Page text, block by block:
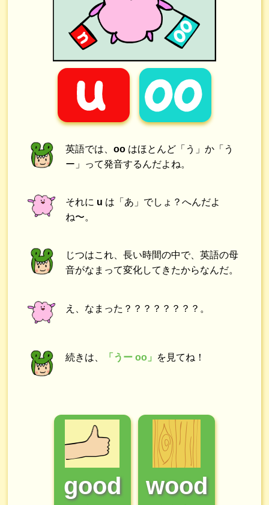
英語では、 ooはほとんど「う」か「う
ー」って発音するんだよね。
それに u は「あ」でしょ？へんだよ
ね〜。
じつはこれ、長い時間の中で、英語の母
音がなまって変化してきたからなんだ。
え、なまった？？？？？？？？。
続きは、 「うー oo」 を見てね！
good wood